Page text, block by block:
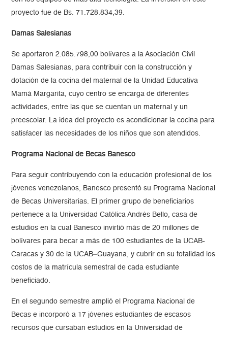
proyecto fue de Bs. 71.728.834,39.
Damas Salesianas
Se aportaron 2.085.798,00 bolívares a la Asociación Civil
Damas Salesianas, para contribuir con la construcción y
dotación de la cocina del maternal de la Unidad Educativa
Mamá Margarita, cuyo centro se encarga de diferentes
actividades, entre las que se cuentan un maternal y un
preescolar. La idea del proyecto es acondicionar la cocina para
satisfacer las necesidades de los niños que son atendidos.
Programa Nacional de Becas Banesco
Para seguir contribuyendo con la educación profesional de los
jóvenes venezolanos, Banesco presentó su Programa Nacional
de Becas Universitarias. El primer grupo de beneficiarios
pertenece a la Universidad Católica Andrés Bello, casa de
estudios en la cual Banesco invirtió más de 20 millones de
bolívares para becar a más de 100 estudiantes de la UCAB-
Caracas y 30 de la UCAB–Guayana, y cubrir en su totalidad los
costos de la matrícula semestral de cada estudiante
beneficiado.
En el segundo semestre amplió el Programa Nacional de
Becas e incorporó a 17 jóvenes estudiantes de escasos
recursos que cursaban estudios en la Universidad de